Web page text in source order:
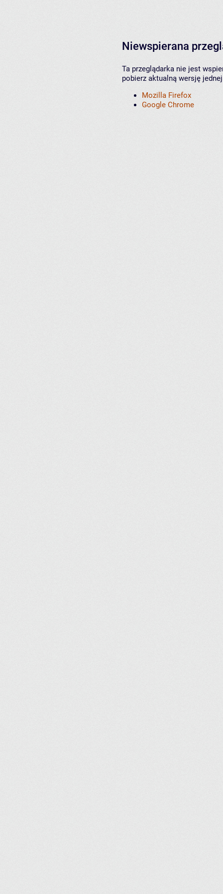
Niewspierana
Ta przeglądarka nie jest
pobierz aktualną wersję
Mozilla Firefox
Google Chrome